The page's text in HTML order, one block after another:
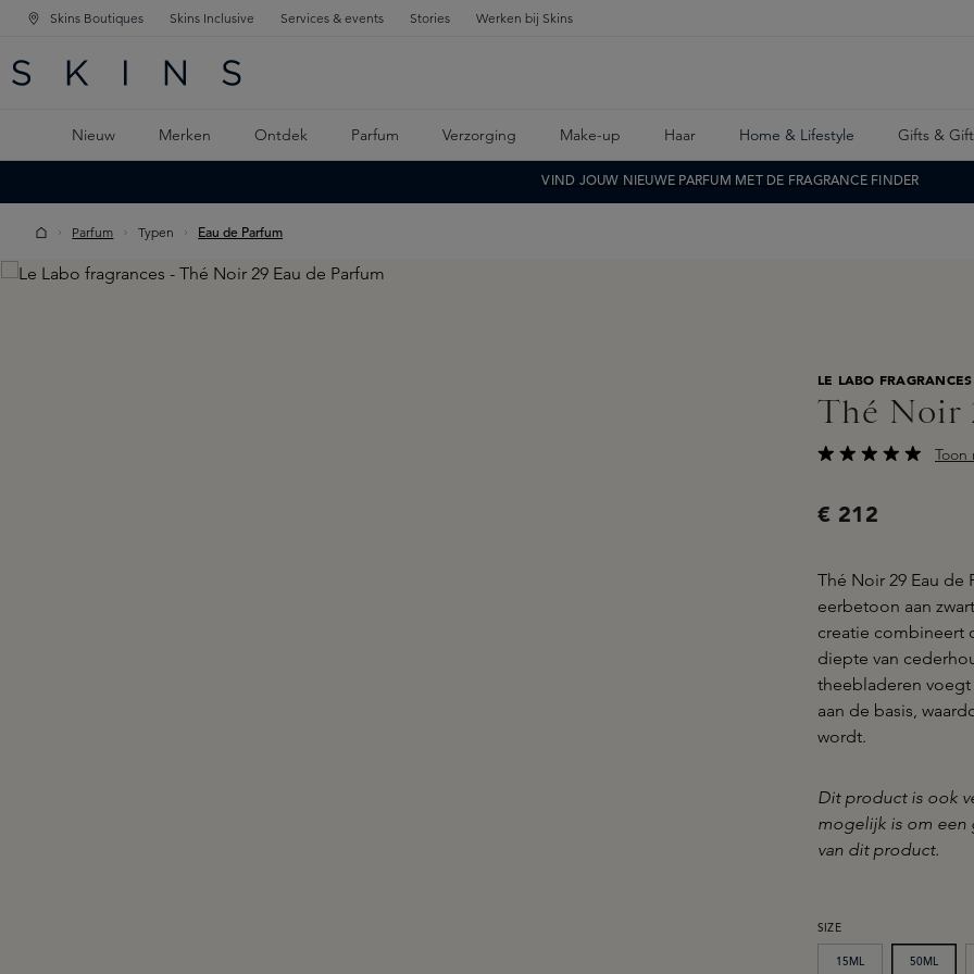
NAVIGATIE
DE HOOFDINHOUD
Skins Boutiques Skins Inclusive Services & events Stories Werken bij Skins
Nieuw Merken Ontdek Parfum Verzorging Make-up Haar Home & Lifestyle Gifts &
VIND JOUW NIEUWE PARFUM MET DE FRAGRANCE FINDER
Parfum Typen Eau de Parfum
Skip image gallery
LE LABO FRAGRANCES
Thé Noir
Toon
€ 212
Thé Noir 29 Eau de
eerbetoon aan
creatie combineert
diepte van
theebladeren voegt
aan de basis,
wordt.
Dit product is ook
mogelijk is om een
van dit product.
SELECTEER
SIZE
15ML 50ML